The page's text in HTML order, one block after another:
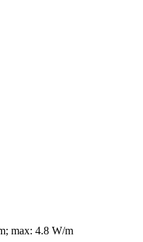
max: 4.8 W/m